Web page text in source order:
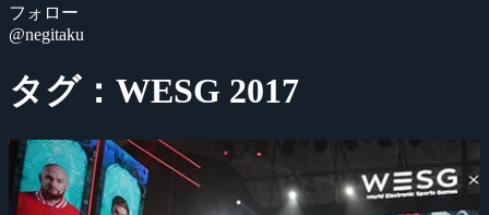
フォロー
@negitaku
タグ：WESG 2017